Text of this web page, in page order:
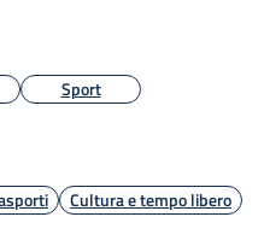
Sport
Cultura e tempo libero